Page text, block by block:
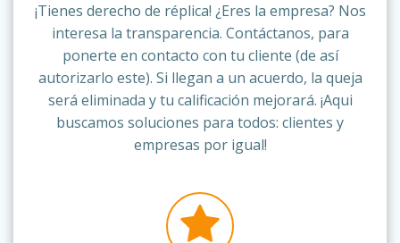
¡Tienes derecho de réplica! ¿Eres la empresa? Nos
interesa la transparencia. Contáctanos, para
ponerte en contacto con tu cliente (de así
autorizarlo este). Si llegan a un acuerdo, la queja
será eliminada y tu calificación mejorará. ¡Aqui
buscamos soluciones para todos: clientes y
empresas por igual!